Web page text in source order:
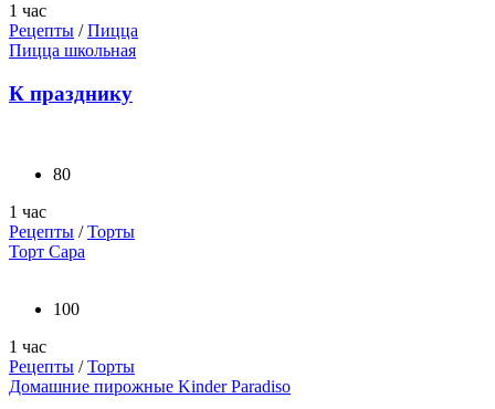
1 час
Рецепты /Пицца
Пицца школьная
К празднику
80
1 час
Рецепты /Торты
Торт Сара
100
1 час
Рецепты /Торты
Домашние пирожные Kinder Paradiso